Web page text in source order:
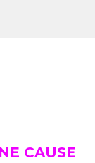
CAUSE